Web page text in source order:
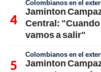
Colombianos en el
Jaminton
Central:
vamos a salir"
Colombianos en el
Jaminton